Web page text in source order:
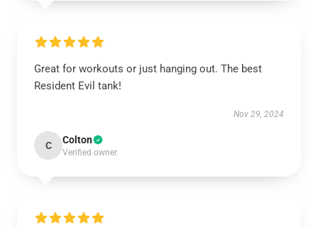
Great for workouts or just hanging out. The best
Resident Evil tank!
Nov 29, 2024
C Colton
Verified owner